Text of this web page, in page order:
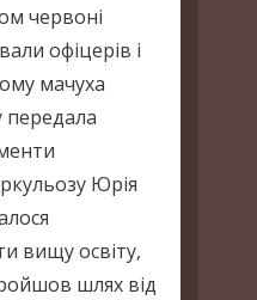
червоні
офіцерів і
мачуха
передала
Юрія
вищу освіту,
шлях від